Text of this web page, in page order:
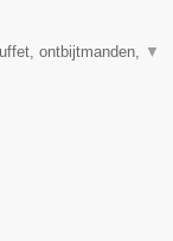
ontbijtmanden, ▼